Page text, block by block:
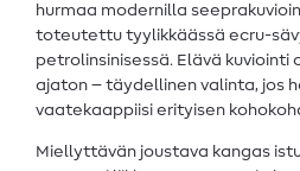
hurmaa modernilla
toteutettu tyylikkäässä ecru-
petrolinsinisessä. Elävä kuviointi
ajaton – täydellinen valinta, jos
vaatekaappiisi erityisen
Miellyttävän joustava kangas